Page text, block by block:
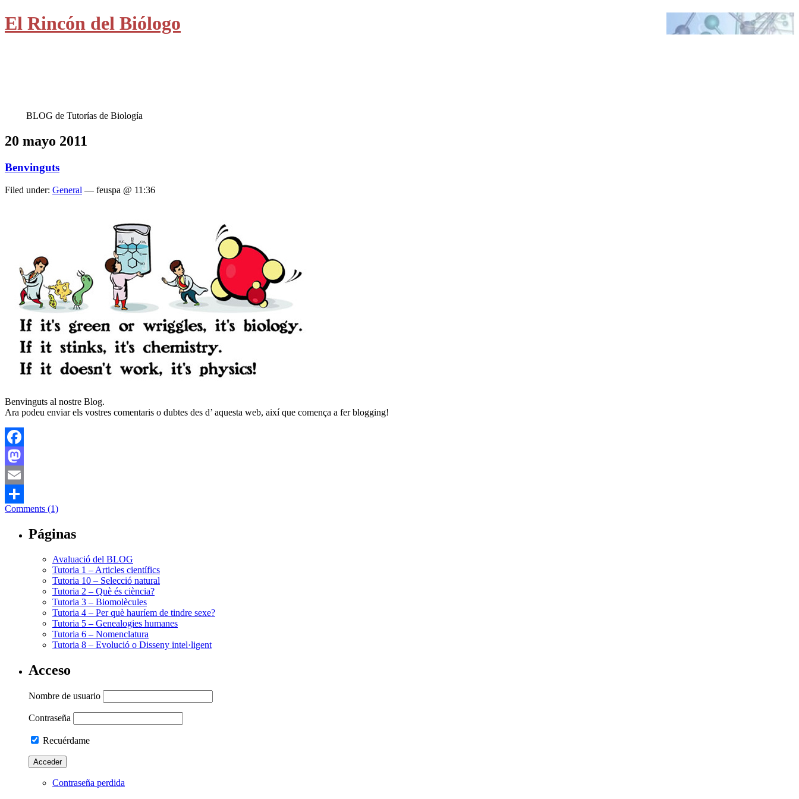
El Rincón del Biólogo
BLOG de Tutorías de Biología
20 mayo 2011
Benvinguts
Filed under: General — feuspa @ 11:36
Benvinguts al nostre Blog.
Ara podeu enviar els vostres comentaris o dubtes des d’ aquesta web, així que comença a fer blogging!
Facebook
Mastodon
Email
Compartir
Comments (1)
Páginas
Avaluació del BLOG
Tutoria 1 – Articles científics
Tutoria 10 – Selecció natural
Tutoria 2 – Què és ciència?
Tutoria 3 – Biomolècules
Tutoria 4 – Per què hauríem de tindre sexe?
Tutoria 5 – Genealogies humanes
Tutoria 6 – Nomenclatura
Tutoria 8 – Evolució o Disseny intel·ligent
Acceso
Nombre de usuario
Contraseña
Recuérdame
Contraseña perdida